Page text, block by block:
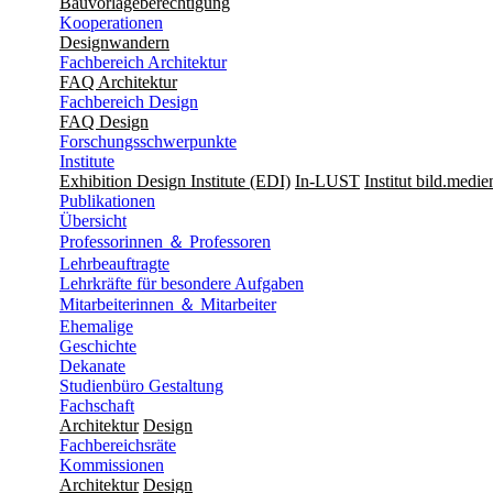
Kooperationen
Designwandern
Fachbereich Architektur
FAQ Architektur
Fachbereich Design
FAQ Design
Forschungsschwerpunkte
Institute
Exhibition Design Institute (EDI) In-LUST Institut
Publikationen
Übersicht
Professorinnen ＆ Professoren
Lehrbeauftragte
Lehrkräfte für besondere Aufgaben
Mitarbeiterinnen ＆ Mitarbeiter
Ehemalige
Geschichte
Dekanate
Studienbüro Gestaltung
Fachschaft
Architektur Design
Fachbereichsräte
Kommissionen
Architektur Design